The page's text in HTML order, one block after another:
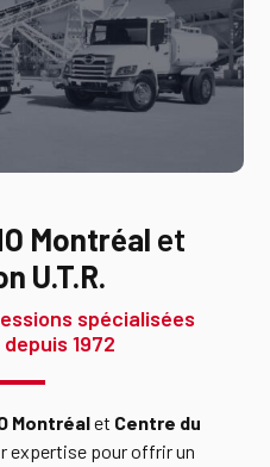
Montréal et
U.T.R.
spécialisées
1972
Montréalet Centre du
expertise pour offrir un